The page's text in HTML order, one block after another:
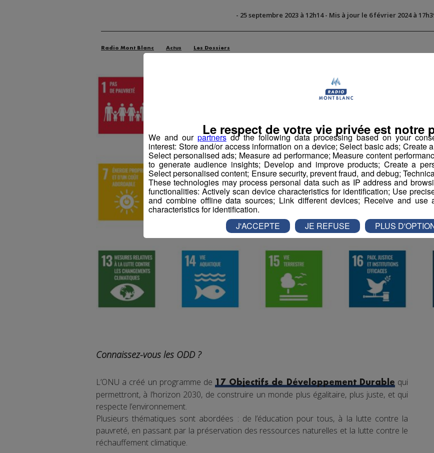
- 25 septembre 2023 à 12h14- Mis à jour le 6 février 2024 à
Radio Mont Blanc Actus Les Dossiers
Connaissez-vous les ODD ?
L’ONU a créé un programme de17 Objectifs de Développement Durablequi
permettront, à l’horizon 2030, de construire un monde plus égalitaire, plus juste, et qui
respecte l’environnement.
Plusieurs thématiques sont abordées : de l’éducation pour tous, à la lutte contre la
pauvreté, en passant par la préservation des ressources naturelles et la lutte contre le
réchauffement climatique.
We and our partnersdo the following data processing based on your
interest: Store and/or access information on a device; Select basic ads; Create
Select personalised ads; Measure ad performance; Measure content
to generate audience insights; Develop and improve products; Create a
Select personalised content; Ensure security, prevent fraud, and debug;
These technologies may process personal data such as IP address and
functionalities: Actively scan device characteristics for identification; Use
and combine offline data sources; Link different devices; Receive and use
characteristics for identification.
Le respect de votre vie privée est notre
J'ACCEPTE JE REFUSE PLUS